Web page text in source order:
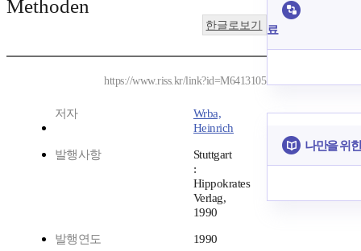
Methoden
한글로보기
https://www.riss.kr/link?id=M6413105
저자
Wrba,
Heinrich
발행사항
Stuttgart
:
Hippokrates
Verlag,
1990
발행연도 1990
료
나만을 위